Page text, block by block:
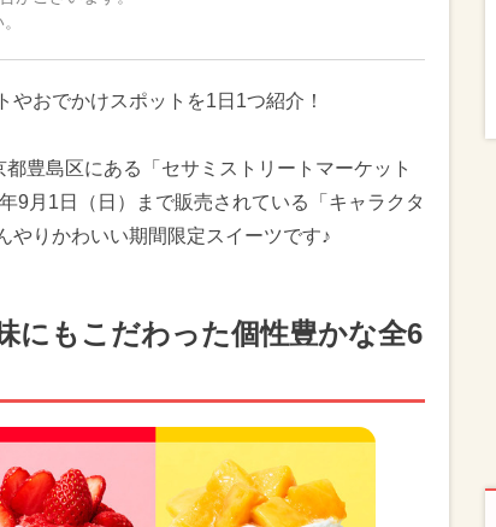
おでかけスポットを1日1つ紹介！
豊島区にある「セサミストリートマーケット
9月1日（日）まで販売されている「キャラクタ
やりかわいい期間限定スイーツです♪
にもこだわった個性豊かな全6